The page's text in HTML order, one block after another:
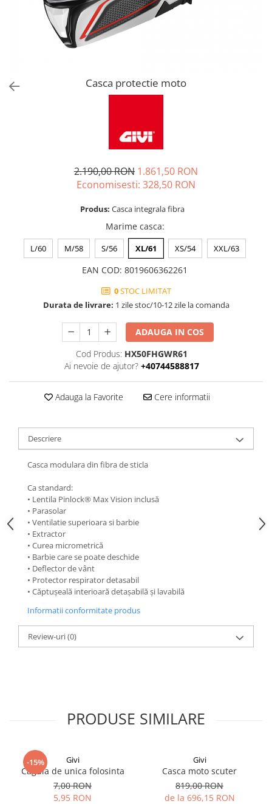
Casca protectie moto
2.190,00 RON 1.861,50 RON
Economisesti: 328,50 RON
Produs: Casca integrala fibra
Marime casca:
L/60 M/58 S/56 XL/61 XS/54 XXL/63
EAN COD: 8019606362261
0STOC LIMITAT
Durata de livrare: 1 zile stoc/10-12 zile la comanda
ADAUGA IN COS
Cod Produs: HX50FHGWR61
Ai nevoie de ajutor? +40744588817
Adauga la Favorite Cere informatii
Descriere
Casca modulara din fibra de sticla
Ca standard:
• Lentila Pinlock® Max Vision inclusă
• Parasolar
• Ventilatie superioara si barbie
• Extractor
• Curea micrometrică
• Barbie care se poate deschide
• Deflector de vânt
• Protector respirator detasabil
• Căptușeală interioară detașabilă și lavabilă
Informatii conformitate produs
Review-uri(0)
PRODUSE SIMILARE
-15% Givi
Cagula de unica folosinta
7,00 RON
5,95 RON
Givi
Casca moto scuter
819,00 RON
de la 696,15 RON